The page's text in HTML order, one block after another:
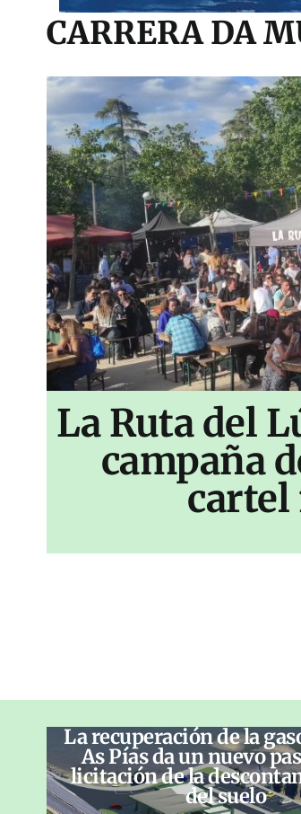
CARRERA DA
La Ruta del
campaña
cartel
La recuperación de la
As Pías da un nuevo
licitación de la
del suelo